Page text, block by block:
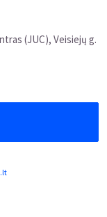
(JUC), Veisiejų g.